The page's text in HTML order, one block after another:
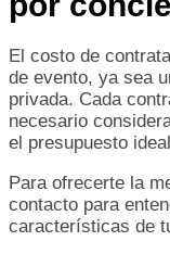
El costo de
de evento, ya sea
privada. Cada
necesario
el presupuesto
Para ofrecerte la
contacto para
características de